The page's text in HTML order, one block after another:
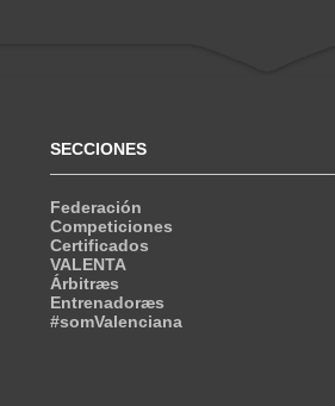
SECCIONES
Federación
Competiciones
Certificados
VALENTA
Árbitræs
Entrenadoræs
#somValenciana